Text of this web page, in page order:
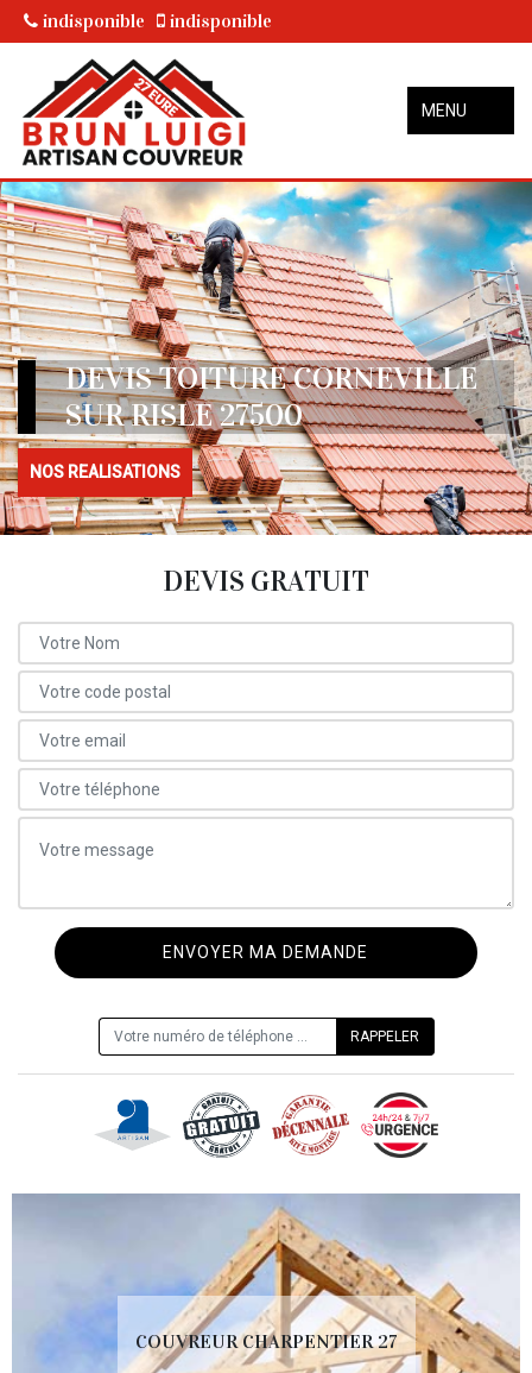
indisponible indisponible
MENU
DEVIS TOITURE CORNEVILLE
SUR RISLE 27500
NOS REALISATIONS
DEVIS GRATUIT
COUVREUR CHARPENTIER 27